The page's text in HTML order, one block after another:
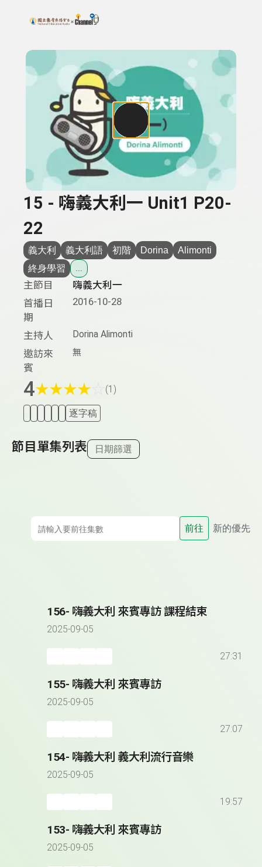
上方功能區塊
搜尋關鍵字：可輸入節目名稱、主持人或關鍵字
15 - 嗨義大利一 Unit1 P20-
22
義大利 義大利語 初階 Dorina
Alimonti
終身學習
...
主節目
嗨義大利一
首播日
期
2016-10-28
主持人 Dorina Alimonti
邀訪來
賓
無
4★★★★ (1)
逐字稿
節目單集列表 日期篩選
前往 新的優先
156- 嗨義大利 來賓專訪 課程結束
2025-09-05
27:31
155- 嗨義大利 來賓專訪
2025-09-05
27:07
154- 嗨義大利 義大利流行音樂
2025-09-05
19:57
153- 嗨義大利 來賓專訪
2025-09-05